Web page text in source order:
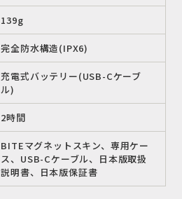
139g
完全防水構造(IPX6)
充電式バッテリー(USB-Cケーブ
ル)
2時間
BITEマグネットスキン、専用ケー
ス、USB-Cケーブル、日本版取扱
説明書、日本版保証書